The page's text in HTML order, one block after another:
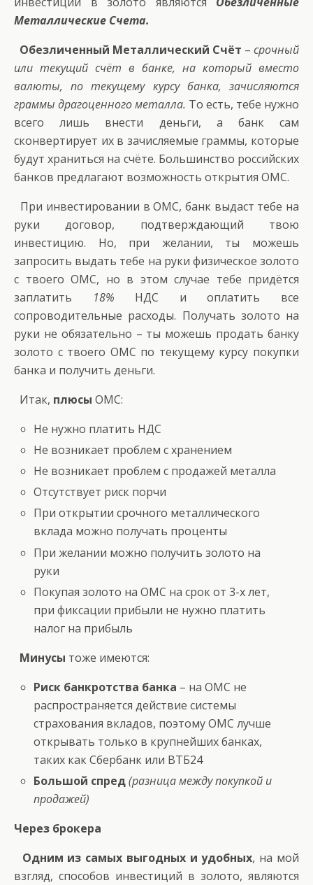
Металлические Счета.
Обезличенный Металлический Счёт – срочный
или текущий счёт в банке, на который вместо
валюты, по текущему курсу банка, зачисляются
граммы драгоценного металла. То есть, тебе нужно
всего лишь внести деньги, а банк сам
сконвертирует их в зачисляемые граммы, которые
будут храниться на счёте. Большинство российских
банков предлагают возможность открытия ОМС.
При инвестировании в ОМС, банк выдаст тебе на
руки договор, подтверждающий твою
инвестицию. Но, при желании, ты можешь
запросить выдать тебе на руки физическое золото
с твоего ОМС, но в этом случае тебе придётся
заплатить
18% НДС и оплатить все
сопроводительные расходы. Получать золото на
руки не обязательно – ты можешь продать банку
золото с твоего ОМС по текущему курсу покупки
банка и получить деньги.
Итак, плюсы ОМС:
Не нужно платить НДС
Не возникает проблем с хранением
Не возникает проблем с продажей металла
Отсутствует риск порчи
При открытии срочного металлического
вклада можно получать проценты
При желании можно получить золото на
руки
Покупая золото на ОМС на срок от 3-х лет,
при фиксации прибыли не нужно платить
налог на прибыль
Минусы тоже имеются:
Риск банкротства банка – на ОМС не
распространяется действие системы
страхования вкладов, поэтому ОМС лучше
открывать только в крупнейших банках,
таких как Сбербанк или ВТБ24
Большой спред (разница между покупкой и
продажей)
Через брокера
Одним из самых выгодных и удобных, на мой
взгляд, способов инвестиций в золото, являются